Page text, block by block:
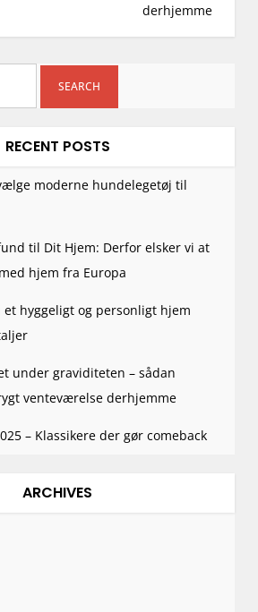
derhjemme
RECENT POSTS
moderne hundelegetøj til
til Dit Hjem: Derfor elsker vi at
hjem fra Europa
et hyggeligt og personligt hjem
under graviditeten – sådan
venteværelse derhjemme
– Klassikere der gør comeback
ARCHIVES